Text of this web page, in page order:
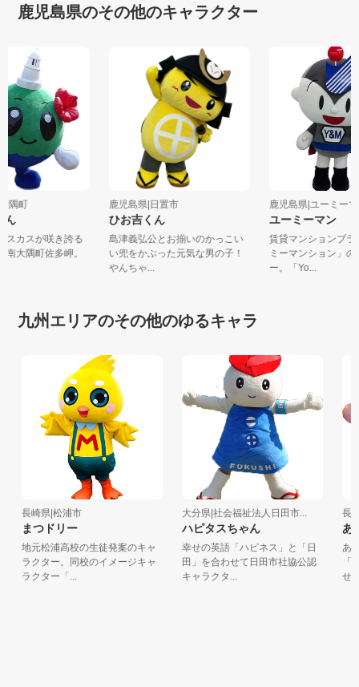
鹿児島県のその他のキャラクター
大隅町
ん
ビスカスが咲き誇る
・南大隅町佐多岬。
鹿児島県|日置市
ひお吉くん
島津義弘公とお揃いのかっこい
い兜をかぶった元気な男の子！
やんちゃ...
鹿児島県|ユーミ
ユーミーマン
賃貸マンションブ
ミーマンション」
ー。「Yo...
九州エリアのその他のゆるキャラ
長崎県|松浦市
まつドリー
地元松浦高校の生徒発案のキャ
ラクター。同校のイメージキャ
ラクター「...
大分県|社会福祉法人日田市...
ハピタスちゃん
幸せの英語「ハピネス」と「日
田」を合わせて日田市社協公認
キャラクタ...
長
あ
あ
「
せを